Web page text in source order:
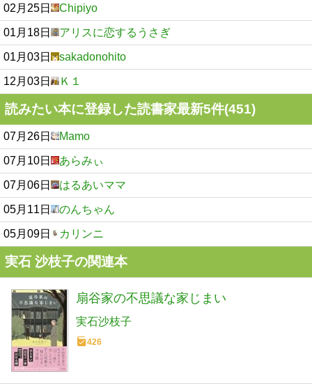
02月25日 Chipiyo
01月18日 アリスに恋するうさぎ
01月03日 sakadonohito
12月03日 Ｋ１
読みたい本に登録した読書家最新5件(451)
07月26日 Mamo
07月10日 あらみぃ
07月06日 はるあいママ
05月11日 のんちゃん
05月09日 カリンニ
実石 沙枝子の関連本
扇谷家の不思議な家じまい
実石沙枝子
426